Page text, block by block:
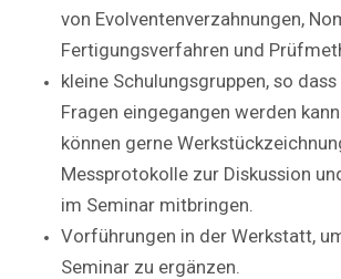
von Evolventenverzahnungen,
Fertigungsverfahren und
kleine Schulungsgruppen, so
Fragen eingegangen werden
können gerne
Messprotokolle zur Diskussion
im Seminar mitbringen.
Vorführungen in der Werkstatt,
Seminar zu ergänzen.